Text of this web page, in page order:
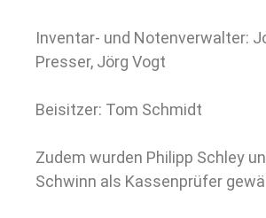
Inventar- und Notenverwalter:
Presser, Jörg Vogt
Beisitzer: Tom Schmidt
Zudem wurden Philipp Schley
Schwinn als Kassenprüfer